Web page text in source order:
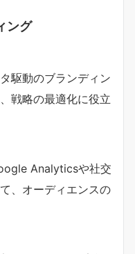
ング
駆動のブランディン
戦略の最適化に役立
Analyticsや社交
、オーディエンスの